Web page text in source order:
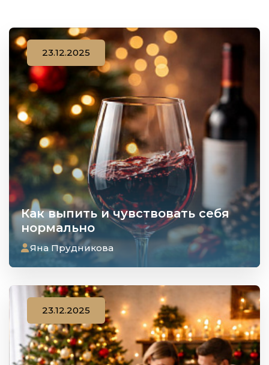
Как выпить и чувствовать себя
нормально
23.12.2025
Яна Прудникова
23.12.2025